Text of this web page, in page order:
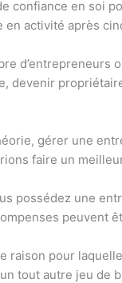
confiance en soi
activité après
d’entrepreneurs
devenir
gérer une
faire un
possédez une
peuvent
raison pour
tout autre jeu de